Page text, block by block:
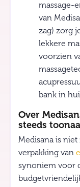
massage-
van
zag) zorg
lekkere
voorzien
bank in
Over
steeds
Medisana is
verpakking van
synoniem voor